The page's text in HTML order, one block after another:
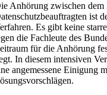
Anhörung zwischen dem
ist
Es gibt keine
die Fachleute des
für die Anhörung
In diesem intensiven
angemessene Einigung